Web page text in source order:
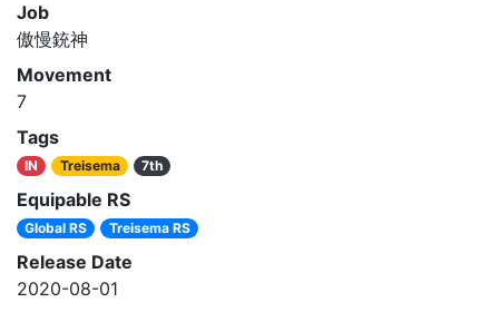
Job
傲慢銃神
Movement
7
Tags
IN Treisema 7th
Equipable RS
Global RS Treisema RS
Release Date
2020-08-01